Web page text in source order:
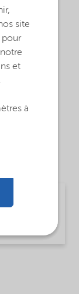
80 -
site
pour
et
à